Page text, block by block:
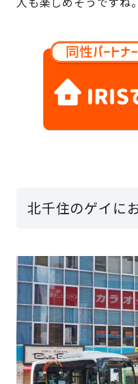
北千住のゲイに